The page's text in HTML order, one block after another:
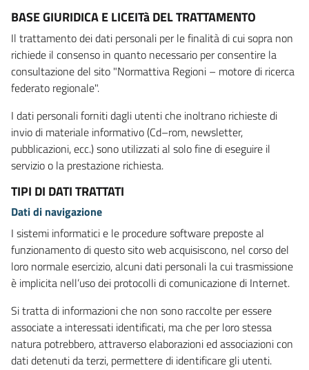
BASE GIURIDICA E LICEITà DEL TRATTAMENTO
Il trattamento dei dati personali per le finalità di cui sopra non
richiede il consenso in quanto necessario per consentire la
consultazione del sito "Normattiva Regioni – motore di ricerca
federato regionale".
I dati personali forniti dagli utenti che inoltrano richieste di
invio di materiale informativo (Cd–rom, newsletter,
pubblicazioni, ecc.) sono utilizzati al solo fine di eseguire il
servizio o la prestazione richiesta.
TIPI DI DATI TRATTATI
Dati di navigazione
I sistemi informatici e le procedure software preposte al
funzionamento di questo sito web acquisiscono, nel corso del
loro normale esercizio, alcuni dati personali la cui trasmissione
è implicita nell’uso dei protocolli di comunicazione di Internet.
Si tratta di informazioni che non sono raccolte per essere
associate a interessati identificati, ma che per loro stessa
natura potrebbero, attraverso elaborazioni ed associazioni con
dati detenuti da terzi, permettere di identificare gli utenti.